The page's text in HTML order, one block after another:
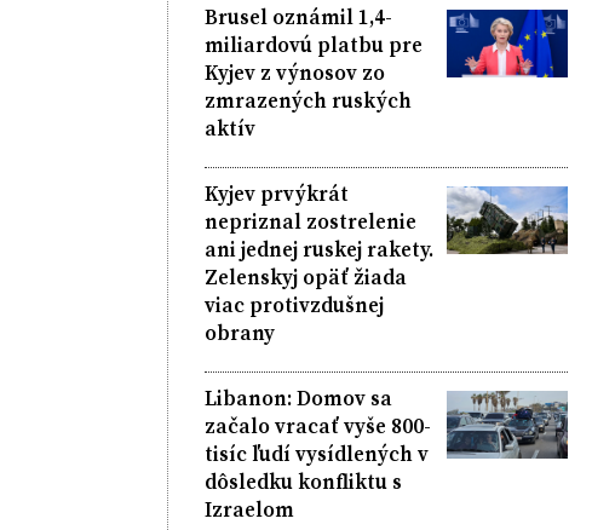
Brusel oznámil 1,4-
miliardovú platbu pre
Kyjev z výnosov zo
zmrazených ruských
aktív
Kyjev prvýkrát
nepriznal zostrelenie
ani jednej ruskej rakety.
Zelenskyj opäť žiada
viac protivzdušnej
obrany
Libanon: Domov sa
začalo vracať vyše 800-
tisíc ľudí vysídlených v
dôsledku konfliktu s
Izraelom